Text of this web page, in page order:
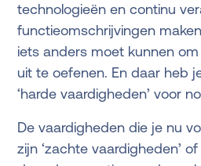
technologieën en continu
functieomschrijvingen
iets anders moet kunnen
uit te oefenen. En daar heb
‘harde vaardigheden’ voor
De vaardigheden die je nu
zijn ‘zachte vaardigheden’ of